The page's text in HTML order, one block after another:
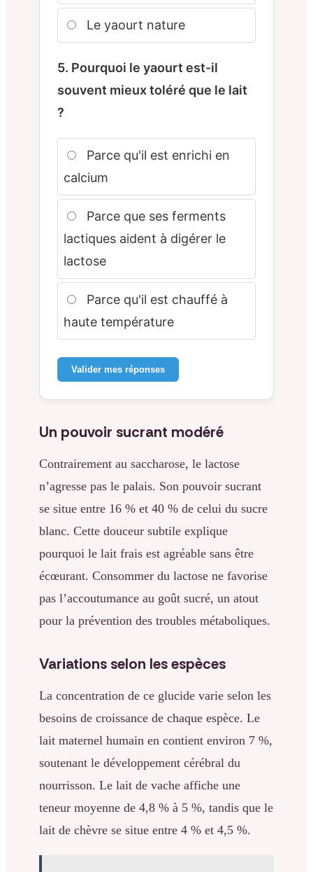
Le yaourt nature
5. Pourquoi le yaourt est-il
souvent mieux toléré que le lait
?
Parce qu'il est enrichi en
calcium
Parce que ses ferments
lactiques aident à digérer le
lactose
Parce qu'il est chauffé à
haute température
Valider mes réponses
Un pouvoir sucrant modéré
Contrairement au saccharose, le lactose
n’agresse pas le palais. Son pouvoir sucrant
se situe entre 16 % et 40 % de celui du sucre
blanc. Cette douceur subtile explique
pourquoi le lait frais est agréable sans être
écœurant. Consommer du lactose ne favorise
pas l’accoutumance au goût sucré, un atout
pour la prévention des troubles métaboliques.
Variations selon les espèces
La concentration de ce glucide varie selon les
besoins de croissance de chaque espèce. Le
lait maternel humain en contient environ 7 %,
soutenant le développement cérébral du
nourrisson. Le lait de vache affiche une
teneur moyenne de 4,8 % à 5 %, tandis que le
lait de chèvre se situe entre 4 % et 4,5 %.